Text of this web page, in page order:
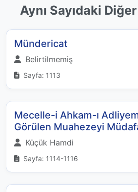
Aynı Sayıdaki
Mündericat
Belirtilmemiş
Sayfa: 1113
Mecelle-i Ahkam-ı
Görülen Muahezeyi
Küçük Hamdi
Sayfa: 1114-1116